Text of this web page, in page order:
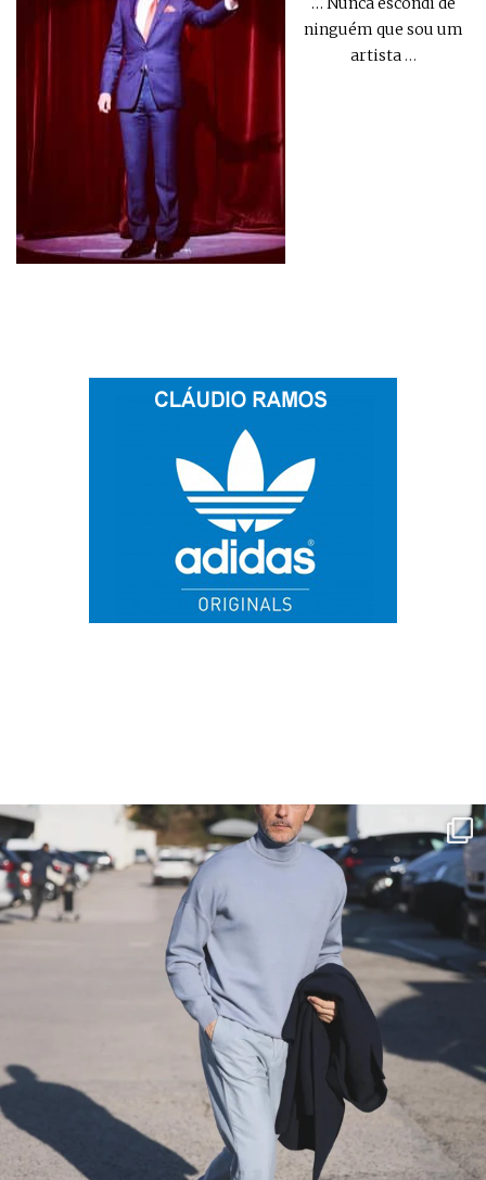
ninguém que sou um
artista …